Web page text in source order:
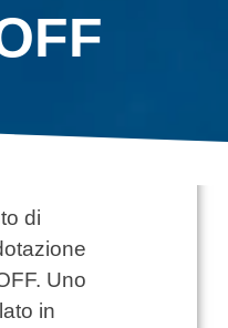
di
Uno
in